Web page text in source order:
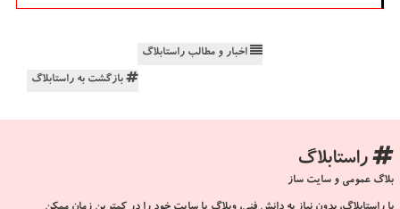
اخبار و مطالب راستابلاگ
بازگشت به راستابلاگ
راستابلاگ
بلاگ عمومی و سایت ساز